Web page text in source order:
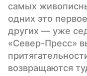
самых
одних это
других — уже
«Север-Пресс»
возвращаются